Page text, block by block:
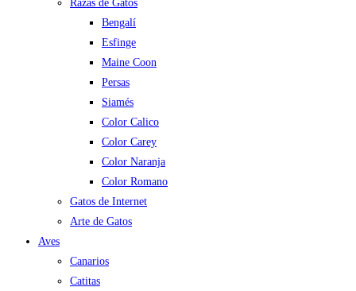
Razas de Gatos
Bengalí
Esfinge
Maine Coon
Persas
Siamés
Color Calico
Color Carey
Color Naranja
Color Romano
Gatos de Internet
Arte de Gatos
Aves
Canarios
Catitas